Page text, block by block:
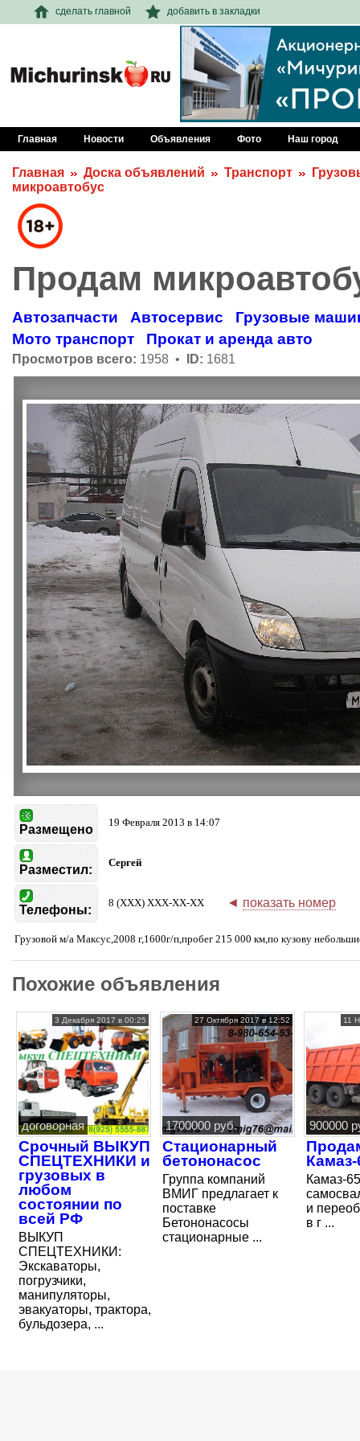
сделать главной добавить в закладки
Главная Новости Объявления Фото Наш город
Главная Доска объявлений Транспорт
микроавтобус
Продам
Автозапчасти Автосервис
Грузовые
Мото транспорт
Прокат и аренда авто
Просмотров всего: 1958 • ID: 1681
Размещено
19 Февраля 2013 в 14:07
Разместил:
Сергей
Телефоны:
8 (XXX) XXX-XX-XX ◄ показать номер
Грузовой м/а Максус,2008 г,1600г/п,пробег 215 000 км,по кузову
Похожие объявления
3 Декабря 2017 в 00:25
договорная
Срочный ВЫКУП
СПЕЦТЕХНИКИ и
грузовых в
любом
состоянии по
всей РФ
ВЫКУП
СПЕЦТЕХНИКИ:
Экскаваторы,
погрузчики,
манипуляторы,
эвакуаторы, трактора,
бульдозера, ...
27 Октября 2017 в 12:52
1700000 руб.
Стационарный
бетононасос
Группа компаний
ВМИГ предлагает к
поставке
Бетононасосы
стационарные ...
11
900000
Камаз-
Камаз-
и
в г ...